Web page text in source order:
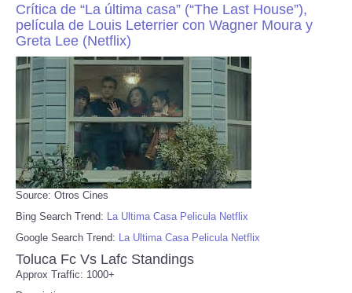
Crítica de “La última casa” (“The Last House”),
película de Louis Leterrier con Wagner Moura y
Greta Lee (Netflix)
Source: Otros Cines
Bing Search Trend: La Ultima Casa Pelicula Netflix
Google Search Trend: La Ultima Casa Pelicula Netflix
Toluca Fc Vs Lafc Standings
Approx Traffic: 1000+